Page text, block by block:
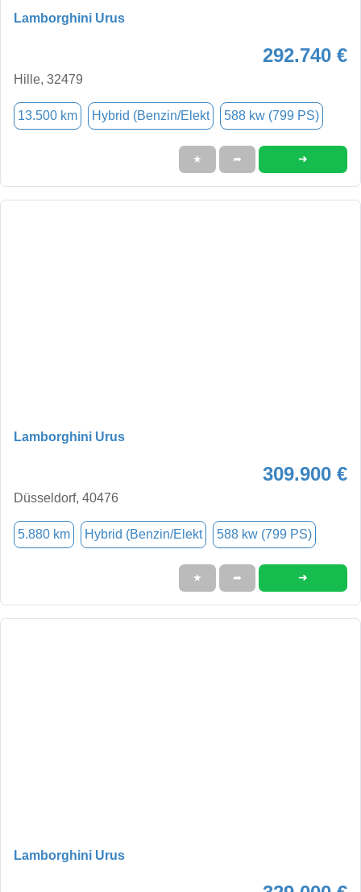
Lamborghini Urus
292.740 €
Hille, 32479
13.500 km Hybrid (Benzin/Elekt 588 kw (799 PS)
★ ➦ ➜
Lamborghini Urus
309.900 €
Düsseldorf, 40476
5.880 km Hybrid (Benzin/Elekt 588 kw (799 PS)
★ ➦ ➜
Lamborghini Urus